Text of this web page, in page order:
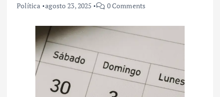
Política agosto 23, 2025 0 Comments